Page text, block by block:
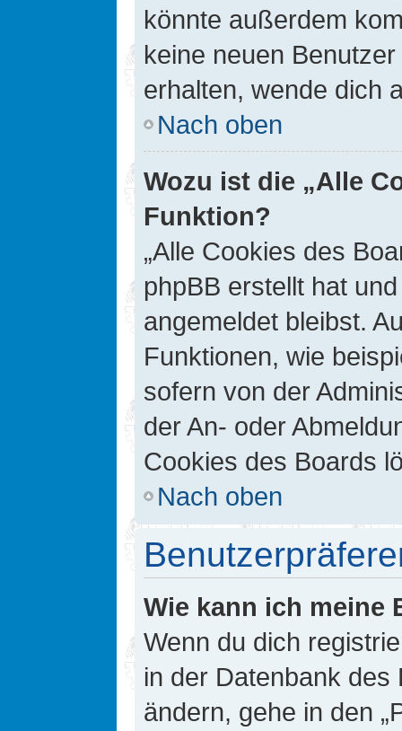
könnte außerdem
keine neuen
erhalten, wende dich
Nach oben
Wozu ist die „Alle
Funktion?
„Alle Cookies des
phpBB erstellt hat
angemeldet bleibst.
Funktionen, wie
sofern von der
der An- oder
Cookies des Boards
Nach oben
Wie kann ich meine
Wenn du dich
in der Datenbank
ändern, gehe in den